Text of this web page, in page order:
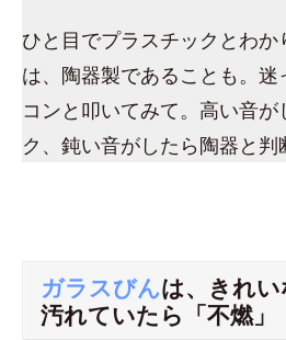
ひと目でプラスチックとわ
は、陶器製であることも。
コンと叩いてみて。高い音が
ク、鈍い音がしたら陶器と判
ガラスびんは、きれい
汚れていたら「不燃」